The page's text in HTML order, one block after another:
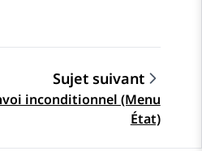
Sujet suivant
inconditionnel (Menu
État)